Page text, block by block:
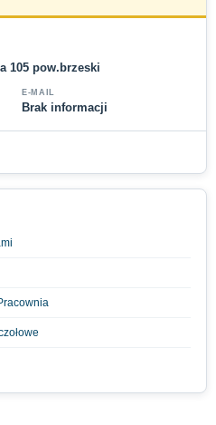
105 pow.brzeski
E-MAIL
Brak informacji